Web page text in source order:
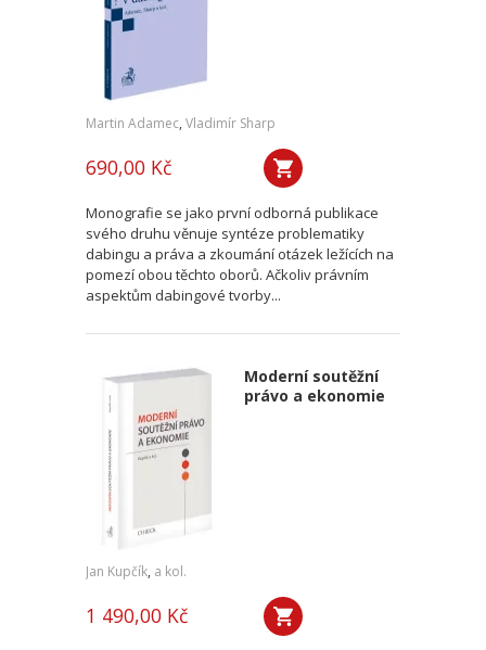
Martin Adamec, Vladimír Sharp
690,00 Kč
Monografie se jako první odborná publikace
svého druhu věnuje syntéze problematiky
dabingu a práva a zkoumání otázek ležících na
pomezí obou těchto oborů. Ačkoliv právním
aspektům dabingové tvorby...
Moderní soutěžní
právo a ekonomie
Jan Kupčík, a kol.
1 490,00 Kč